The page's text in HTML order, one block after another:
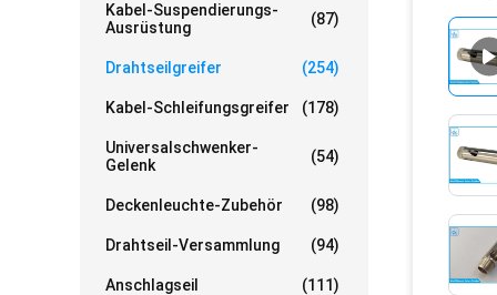
Kabel-Suspendierungs-
Ausrüstung
(87)
Drahtseilgreifer (254)
Kabel-Schleifungsgreifer (178)
Universalschwenker-
Gelenk
(54)
Deckenleuchte-Zubehör (98)
Drahtseil-Versammlung (94)
Anschlagseil (111)